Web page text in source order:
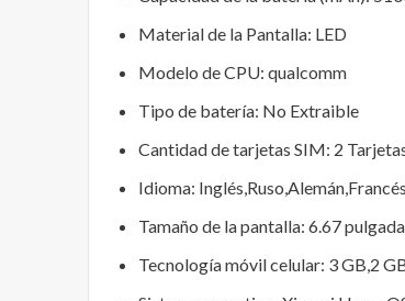
Material de la Pantalla: LED
Modelo de CPU: qualcomm
Tipo de batería: No Extraible
Cantidad de tarjetas SIM: 2
Idioma:
Tamaño de la pantalla: 6.67
Tecnología móvil celular: 3 GB,2